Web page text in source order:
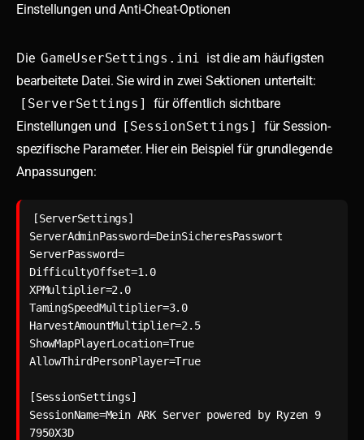
Einstellungen und Anti-Cheat-Optionen
Die GameUserSettings.ini
ist die am häufigsten
bearbeitete Datei. Sie wird in zwei Sektionen unterteilt:
[ServerSettings]
für öffentlich sichtbare
Einstellungen und [SessionSettings]
für Session-
spezifische Parameter. Hier ein Beispiel für grundlegende
Anpassungen:
[ServerSettings]
ServerAdminPassword=DeinSicheresPasswort
ServerPassword=
DifficultyOffset=1.0
XPMultiplier=2.0
TamingSpeedMultiplier=3.0
HarvestAmountMultiplier=2.5
ShowMapPlayerLocation=True
AllowThirdPersonPlayer=True
[SessionSettings]
SessionName=Mein ARK Server powered by Ryzen 9
7950X3D